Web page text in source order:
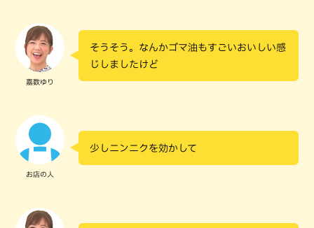
嘉数ゆり
そうそう。なんかゴマ油もすごいおいしい感
じしましたけど
お店の人
少しニンニクを効かして